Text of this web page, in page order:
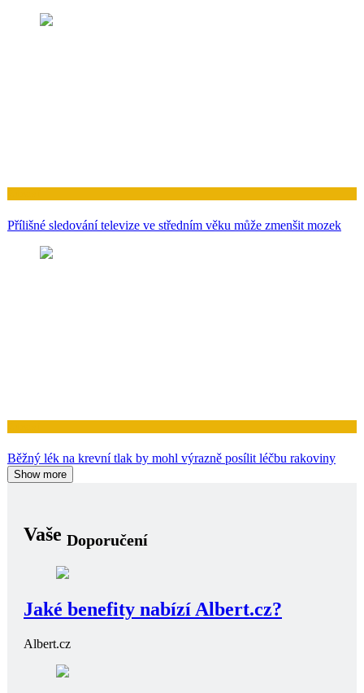
Přílišné sledování televize ve středním věku může zmenšit mozek
Běžný lék na krevní tlak by mohl výrazně posílit léčbu rakoviny
Show more
Vaše Doporučení
Jaké benefity nabízí Albert.cz?
Albert.cz